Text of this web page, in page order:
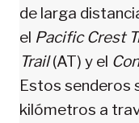
de larga
el Pacific Crest
Trail(AT) y el
Estos senderos
kilómetros a